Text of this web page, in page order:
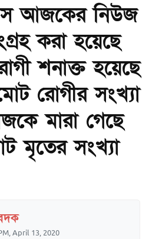
আজকের নিউজ
করা হয়েছে
শনাক্ত হয়েছে
রোগীর সংখ্যা
মারা গেছে
মৃতের সংখ্যা
April 13, 2020